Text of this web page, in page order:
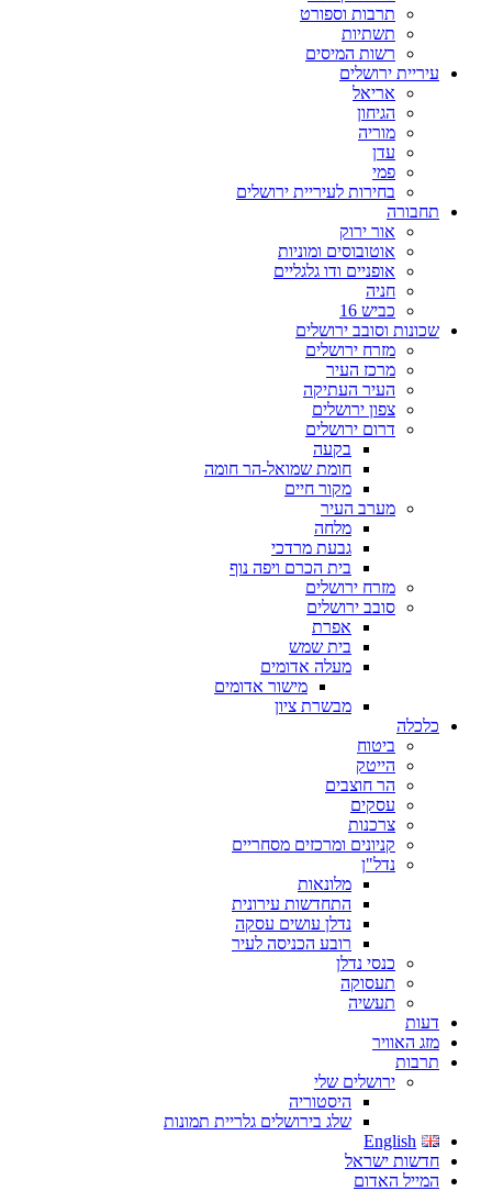
תרבות וספורט
תשתיות
רשות המיסים
עיריית ירושלים
אריאל
הגיחון
מוריה
עדן
פמי
בחירות לעיריית ירושלים
תחבורה
אור ירוק
אוטובוסים ומוניות
אופניים ודו גלגליים
חניה
כביש 16
שכונות וסובב ירושלים
מזרח ירושלים
מרכז העיר
העיר העתיקה
צפון ירושלים
דרום ירושלים
בקעה
חומת שמואל-הר חומה
מקור חיים
מערב העיר
מלחה
גבעת מרדכי
בית הכרם ויפה נוף
מזרח ירושלים
סובב ירושלים
אפרת
בית שמש
מעלה אדומים
מישור אדומים
מבשרת ציון
כלכלה
ביטוח
הייטק
הר חוצבים
עסקים
צרכנות
קניונים ומרכזים מסחריים
נדל"ן
מלונאות
התחדשות עירונית
נדלן עושים עסקה
רובע הכניסה לעיר
כנסי נדלן
תעסוקה
תעשיה
דעות
מזג האוויר
תרבות
ירושלים שלי
היסטוריה
שלג בירושלים גלריית תמונות
English
חדשות ישראל
המייל האדום